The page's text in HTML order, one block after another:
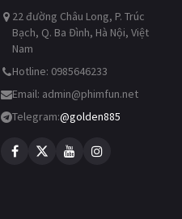
22 đường Châu Long, P. Trúc
Bạch, Q. Ba Đình, Hà Nội, Việt
Nam
Hotline: 0985646233
Email: admin@phimfun.net
Telegram:@golden885